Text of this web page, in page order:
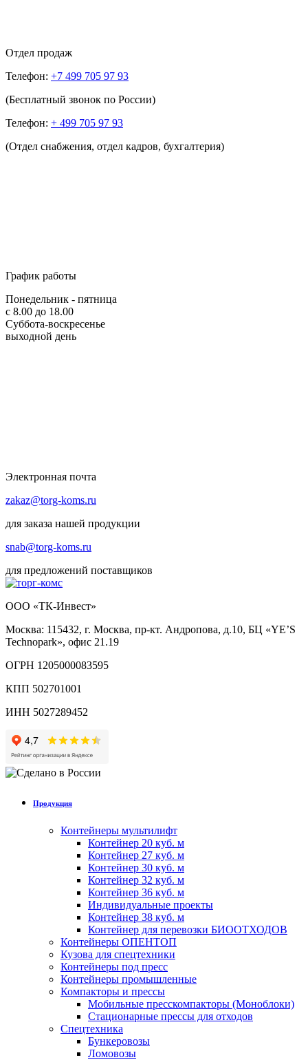
Отдел продаж
Телефон: +7 499 705 97 93
(Бесплатный звонок по России)
Телефон: + 499 705 97 93
(Отдел снабжения, отдел кадров, бухгалтерия)
График работы
Понедельник - пятница
с 8.00 до 18.00
Суббота-воскресенье
выходной день
Электронная почта
zakaz@torg-koms.ru
для заказа нашей продукции
snab@torg-koms.ru
для предложений поставщиков
ООО «ТК-Инвест»
Москва: 115432, г. Москва, пр-кт. Андропова, д.10, БЦ «YE’S
Technopark», офис 21.19
ОГРН 1205000083595
КПП 502701001
ИНН 5027289452
Продукция
Контейнеры мультилифт
Контейнер 20 куб. м
Контейнер 27 куб. м
Контейнер 30 куб. м
Контейнер 32 куб. м
Контейнер 36 куб. м
Индивидуальные проекты
Контейнер 38 куб. м
Контейнер для перевозки БИООТХОДОВ
Контейнеры ОПЕНТОП
Кузова для спецтехники
Контейнеры под пресс
Контейнеры промышленные
Компакторы и прессы
Мобильные пресскомпакторы (Моноблоки)
Стационарные прессы для отходов
Спецтехника
Бункеровозы
Ломовозы